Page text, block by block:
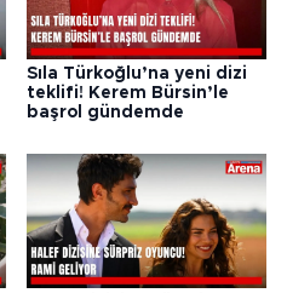
Sıla Türkoğlu’na yeni dizi
teklifi! Kerem Bürsin’le
başrol gündemde